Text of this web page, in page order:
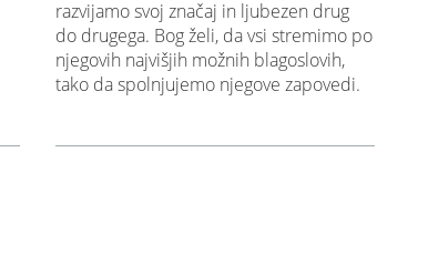
razvijamo svoj značaj in ljubezen drug
do drugega. Bog želi, da vsi stremimo po
njegovih najvišjih možnih blagoslovih,
tako da spolnjujemo njegove zapovedi.